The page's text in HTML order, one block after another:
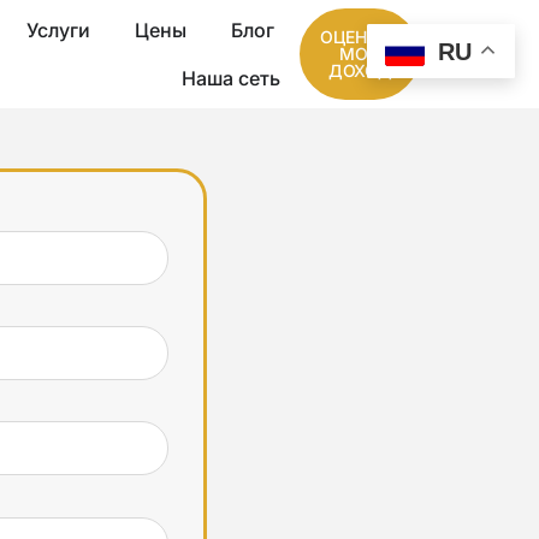
Услуги Цены
Блог
Наша сеть
ОЦЕНИТЕ
МОЙ
ДОХОД
RU